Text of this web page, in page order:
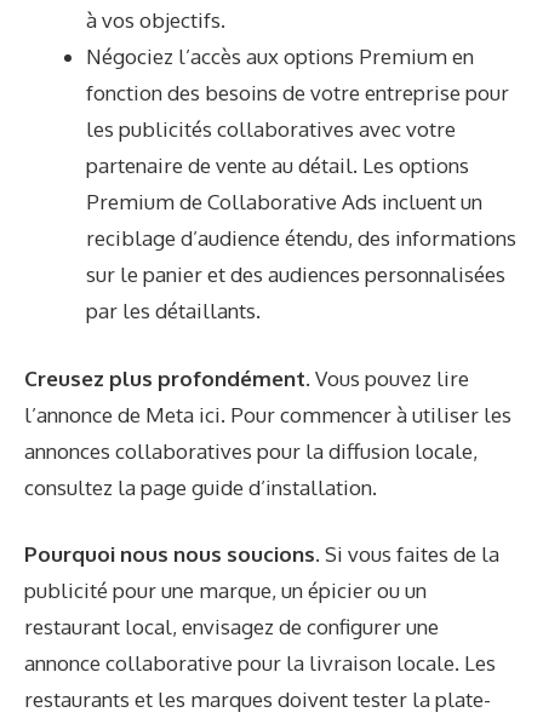
à vos objectifs.
Négociez l’accès aux options Premium en
fonction des besoins de votre entreprise pour
les publicités collaboratives avec votre
partenaire de vente au détail. Les options
Premium de Collaborative Ads incluent un
reciblage d’audience étendu, des informations
sur le panier et des audiences personnalisées
par les détaillants.
Creusez plus profondément. Vous pouvez lire
l’annonce de Meta ici. Pour commencer à utiliser les
annonces collaboratives pour la diffusion locale,
consultez la page guide d’installation.
Pourquoi nous nous soucions. Si vous faites de la
publicité pour une marque, un épicier ou un
restaurant local, envisagez de configurer une
annonce collaborative pour la livraison locale. Les
restaurants et les marques doivent tester la plate-